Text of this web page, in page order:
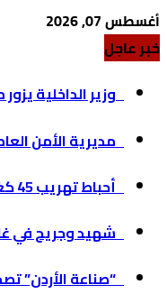
أغسطس 07, 2026
خبر عاجل
وزير الداخلية
مديرية الأمن العام تحتفي
أحباط تهريب 45 كغم من الكريستال القاتل في أكبر...
شهيد وجريح في
“صناعة الأردن”